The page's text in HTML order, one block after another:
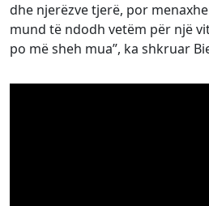
dhe njerëzve tjerë, por
mund të ndodh vetëm për një
po më sheh mua”, ka shkruar